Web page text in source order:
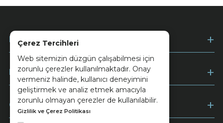
Çerez Tercihleri
Web sitemizin düzgün çalışabilmesi için
zorunlu çerezler kullanılmaktadır. Onay
vermeniz halinde, kullanıcı deneyimini
geliştirmek ve analiz etmek amacıyla
zorunlu olmayan çerezler de kullanılabilir.
Gizlilik ve Çerez Politikası
Kurumsal
Müşteri Hizmetleri
Ödeme